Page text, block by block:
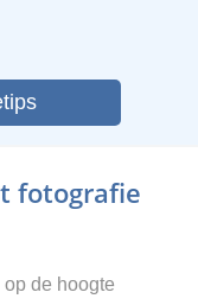
fotografie
de hoogte